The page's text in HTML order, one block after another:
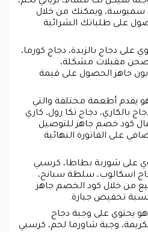
سمبوسة، ويمكنك من خلال
على طلباتك الشرائية
دجاج بالزبدة، دجاج كورما،
صحن مقبلات مشكلة،
جاهز الحصول على قيمة
يقدم أطعمة مختلفة والتي
بالكاري، دجاج تكا رول، كاري
كود خصم جاهز للتوصيل
على الفاتورة النهائية
على شوربة بطاطا، كرسبي
اسكالوب، سلطة سبانخ،
من خلال كود الخصم جاهز
تخفيض جبارة.
يحتوي على وجبة دجاج
وجبة شاورما لحم، كرسبي